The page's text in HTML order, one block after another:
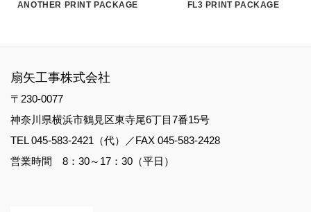
ANOTHER PRINT PACKAGE FL3 PRINT PACKAGE
扇矢工事株式会社
〒230-0077
神奈川県横浜市鶴見区東寺尾6丁目7番15号
TEL 045-583-2421（代）／FAX 045-583-2428
営業時間 8：30～17：30（平日）